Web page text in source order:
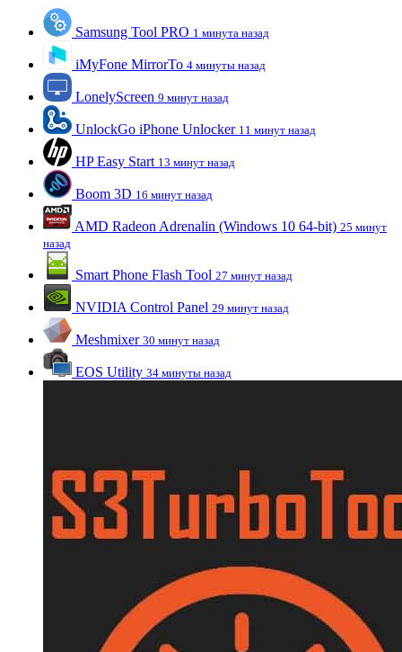
Samsung Tool PRO 1 минута назад
iMyFone MirrorTo 4 минуты назад
LonelyScreen 9 минут назад
UnlockGo iPhone Unlocker 11 минут назад
HP Easy Start 13 минут назад
Boom 3D 16 минут назад
AMD Radeon Adrenalin (Windows 10 64-bit) 25 минут
назад
Smart Phone Flash Tool 27 минут назад
NVIDIA Control Panel 29 минут назад
Meshmixer 30 минут назад
EOS Utility 34 минуты назад